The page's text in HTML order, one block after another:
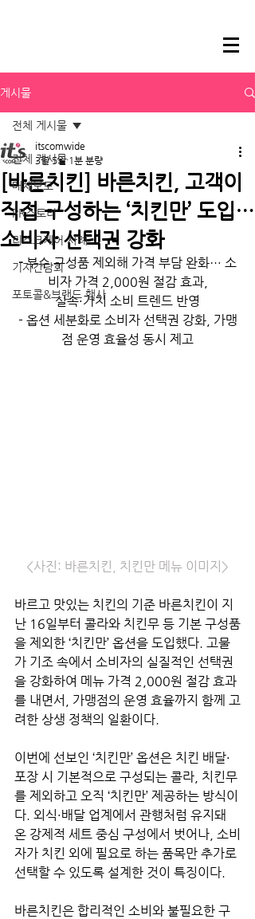
게시물
전체 게시물
매체보도
PR스토리
리스크케어 사례
기자간담회
포토콜&브랜드 행사
전체 게시물
[바른치킨] 바른치킨, 고객이
직접 구성하는 ‘치킨만’ 도입…
소비자 선택권 강화
itscomwide
3월 5일 1분 분량
- 부수 구성품 제외해 가격 부담 완화… 소
비자 가격 2,000원 절감 효과,
실속·가치 소비 트렌드 반영
- 옵션 세분화로 소비자 선택권 강화, 가맹
점 운영 효율성 동시 제고
<사진: 바른치킨, 치킨만 메뉴 이미지>
바르고 맛있는 치킨의 기준 바른치킨이 지
난 16일부터 콜라와 치킨무 등 기본 구성품
을 제외한 ‘치킨만’ 옵션을 도입했다. 고물
가 기조 속에서 소비자의 실질적인 선택권
을 강화하여 메뉴 가격 2,000원 절감 효과
를 내면서, 가맹점의 운영 효율까지 함께 고
려한 상생 정책의 일환이다.
이번에 선보인 ‘치킨만’ 옵션은 치킨 배달·
포장 시 기본적으로 구성되는 콜라, 치킨무
를 제외하고 오직 ‘치킨만’ 제공하는 방식이
다. 외식·배달 업계에서 관행처럼 유지돼
온 강제적 세트 중심 구성에서 벗어나, 소비
자가 치킨 외에 필요로 하는 품목만 추가로
선택할 수 있도록 설계한 것이 특징이다.
바른치킨은 합리적인 소비와 불필요한 구